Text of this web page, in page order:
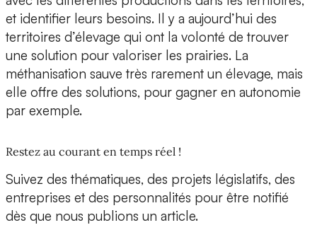
et identifier leurs besoins. Il y a aujourd’hui des
territoires d’élevage qui ont la volonté de trouver
une solution pour valoriser les prairies. La
méthanisation sauve très rarement un élevage, mais
elle offre des solutions, pour gagner en autonomie
par exemple.
Restez au courant en temps réel !
Suivez des thématiques, des projets législatifs, des
entreprises et des personnalités pour être notifié
dès que nous publions un article.